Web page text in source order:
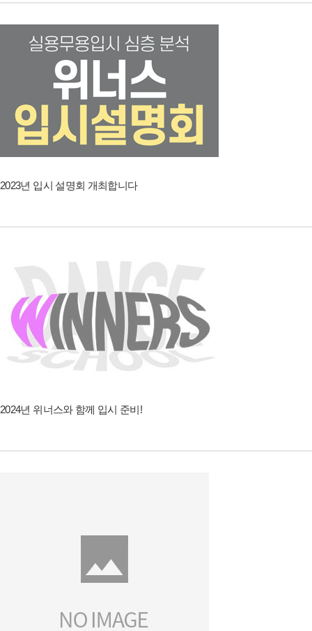
2023년 입시 설명회 개최합니다
2024년 위너스와 함께 입시 준비!